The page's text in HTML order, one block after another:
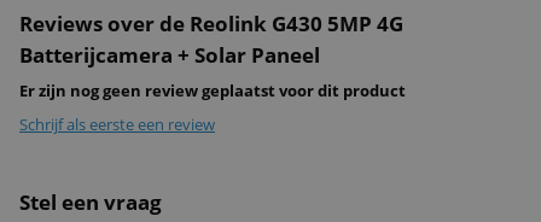
Reviews over de Reolink G430 5MP 4G
Batterijcamera + Solar Paneel
Er zijn nog geen review geplaatst voor dit product
Schrijf als eerste een review
Stel een vraag